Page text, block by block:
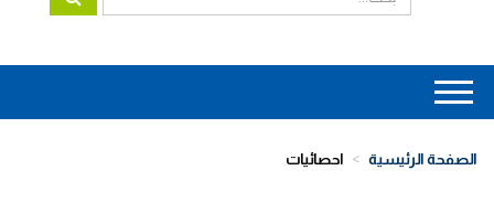
Main
navigation
الصفحة الرئيسية احصائيات